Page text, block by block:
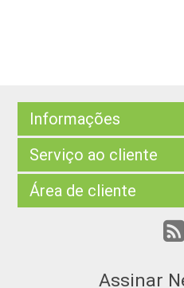
Informações
Serviço ao cliente
Área de cliente
Assinar